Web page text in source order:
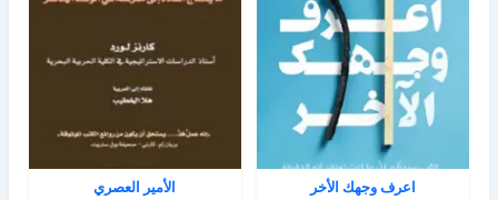
اعرف وجهك الأخر الأمير العصري